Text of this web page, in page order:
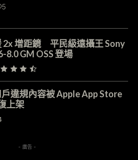
2x 增距鏡 平民級遠攝王 Sony
8.0 GM OSS 登場
違規內容被 Apple App Store
上架
- 廣告 -